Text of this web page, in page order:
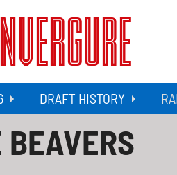
DRAFT HISTORY
BEAVERS